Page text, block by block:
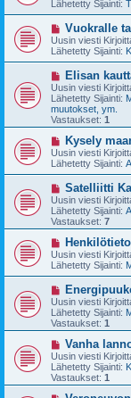
s
t
i
v
e
s
t
Lähetetty Sijainti:
U
u
s
i
v
e
s
t
i
Vuokralle
Uusin viesti
Lähetetty Sijainti:
U
u
s
i
v
i
e
s
t
i
Elisan
Uusin viesti
Lähetetty Sijainti:
muutokset, ym.
Vastaukset: 1
U
u
s
i
v
e
s
t
Kysely
Uusin viesti
Lähetetty Sijainti:
U
u
s
i
v
e
s
t
Satelliitti
Uusin viesti
Lähetetty Sijainti:
Vastaukset: 7
U
u
s
i
v
e
s
t
Uusin viesti
Lähetetty Sijainti:
U
u
s
i
v
s
t
i
Uusin viesti
Lähetetty Sijainti:
Vastaukset: 1
U
u
s
i
v
Vanha
Uusin viesti
Lähetetty Sijainti:
Vastaukset: 1